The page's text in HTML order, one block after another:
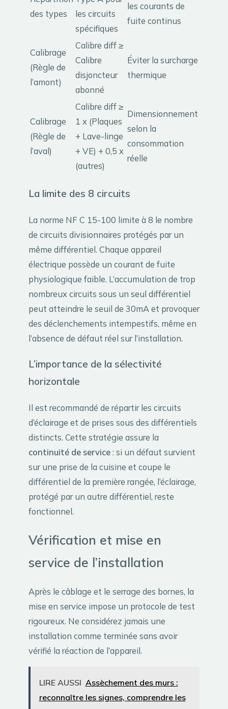
des types
les circuits
spécifiques
les courants de
fuite continus
Calibrage
(Règle de
l’amont)
Calibre diff ≥
Calibre
disjoncteur
abonné
Éviter la surcharge
thermique
Calibrage
(Règle de
l’aval)
Calibre diff ≥
1 x (Plaques
+ Lave-linge
+ VE) + 0,5 x
(autres)
Dimensionnement
selon la
consommation
réelle
La limite des 8 circuits
La norme NF C 15-100 limite à 8 le nombre
de circuits divisionnaires protégés par un
même différentiel. Chaque appareil
électrique possède un courant de fuite
physiologique faible. L’accumulation de trop
nombreux circuits sous un seul différentiel
peut atteindre le seuil de 30mA et provoquer
des déclenchements intempestifs, même en
l’absence de défaut réel sur l’installation.
L’importance de la sélectivité
horizontale
Il est recommandé de répartir les circuits
d’éclairage et de prises sous des différentiels
distincts. Cette stratégie assure la
continuité de service: si un défaut survient
sur une prise de la cuisine et coupe le
différentiel de la première rangée, l’éclairage,
protégé par un autre différentiel, reste
fonctionnel.
Vérification et mise en
service de l’installation
Après le câblage et le serrage des bornes, la
mise en service impose un protocole de test
rigoureux. Ne considérez jamais une
installation comme terminée sans avoir
vérifié la réaction de l’appareil.
LIRE AUSSI Assèchement des murs :
reconnaître les signes, comprendre les